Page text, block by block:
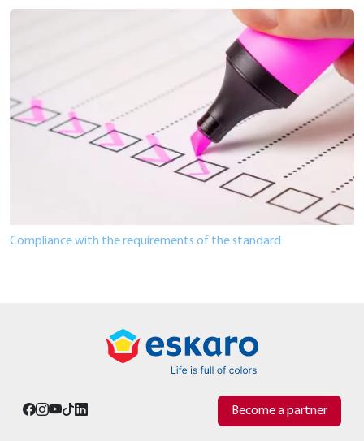
Compliance with the requirements of the standard
Become a partner